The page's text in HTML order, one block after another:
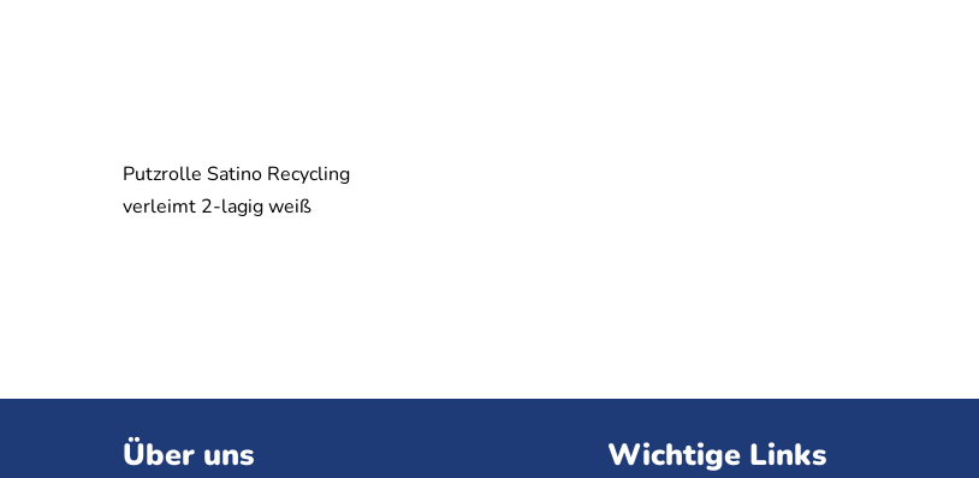
Putzrolle Satino Recycling
verleimt 2-lagig weiß
Über uns Wichtige Links